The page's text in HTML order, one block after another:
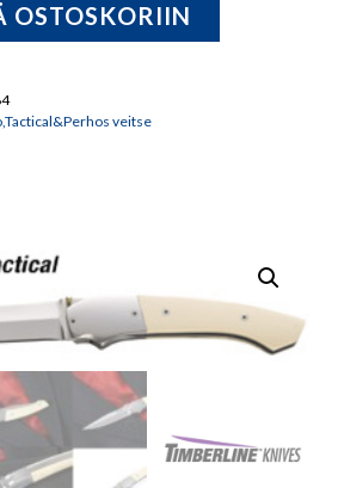
OSTOSKORIIN
veitse